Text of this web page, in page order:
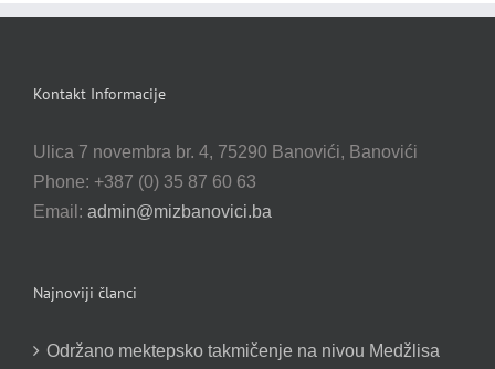
Kontakt Informacije
Ulica 7 novembra br. 4, 75290 Banovići, Banovići
Phone: +387 (0) 35 87 60 63
Email: admin@mizbanovici.ba
Najnoviji članci
Održano mektepsko takmičenje na nivou Medžlisa